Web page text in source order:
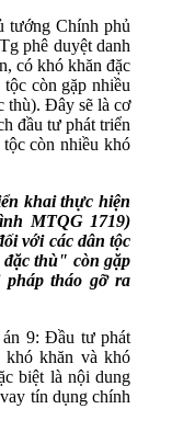
tướng Chính phủ
phê duyệt danh
có khó khăn đặc
còn gặp nhiều
thù). Đây sẽ là cơ
đầu tư phát triển
còn nhiều khó
khai thực hiện
MTQG 1719)
với các dân tộc
đặc thù" còn gặp
tháo gỡ ra
9: Đầu tư phát
khó khăn và khó
biệt là nội dung
tín dụng chính